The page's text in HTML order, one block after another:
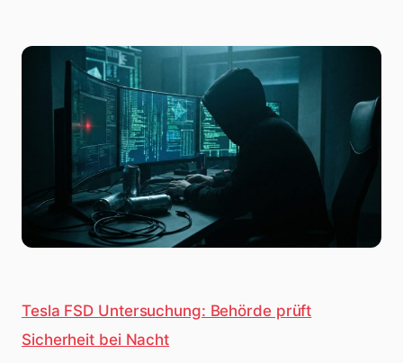
Tesla FSD Untersuchung: Behörde prüft
Sicherheit bei Nacht